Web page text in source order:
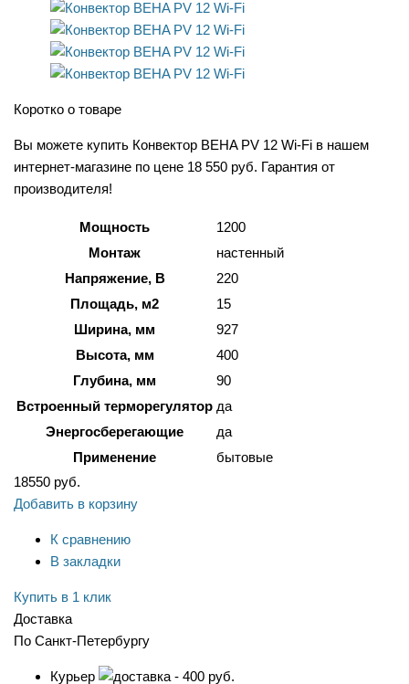
Коротко о товаре
Вы можете купить Конвектор BEHA PV 12 Wi-Fi в нашем
интернет-магазине по цене 18 550 руб. Гарантия от
производителя!
Мощность
1200
Монтаж
настенный
Напряжение, В
220
Площадь, м2
15
Ширина, мм
927
Высота, мм
400
Глубина, мм
90
Встроенный терморегулятор да
Энергосберегающие
да
Применение
бытовые
18550 руб.
Добавить в корзину
К сравнению
В закладки
Купить в 1 клик
Доставка
По Санкт-Петербургу
Курьер
- 400 руб.